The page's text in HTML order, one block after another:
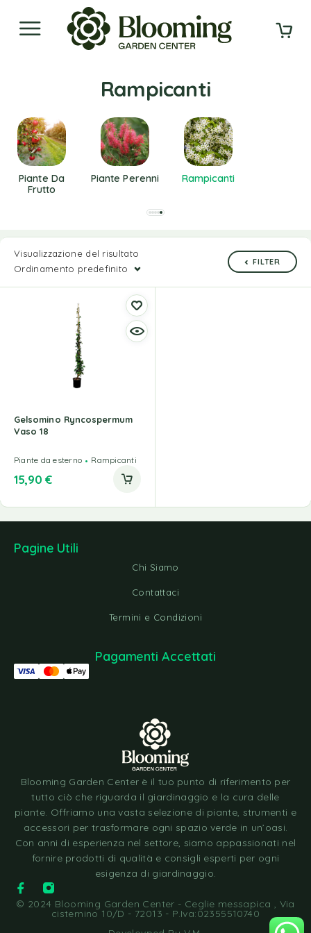
Rampicanti
Piante Da
Frutto
Piante Perenni Rampicanti
Visualizzazione del risultato
Ordinamento predefinito
FILTER
Gelsomino Ryncospermum
Vaso 18
Piante da esterno Rampicanti
15,90 €
Pagine Utili
Chi Siamo
Contattaci
Termini e Condizioni
Blooming Garden Center è il tuo punto di riferimento per
tutto ciò che riguarda il giardinaggio e la cura delle
piante. Offriamo una vasta selezione di piante, strumenti e
accessori per trasformare ogni spazio verde in un’oasi.
Con anni di esperienza nel settore, siamo appassionati nel
fornire prodotti di qualità e consigli esperti per ogni
esigenza di giardinaggio.
© 2024 Blooming Garden Center - Ceglie messapica , Via
cisternino 10/D - 72013 - P.Iva:02355510740
Pagamenti Accettati